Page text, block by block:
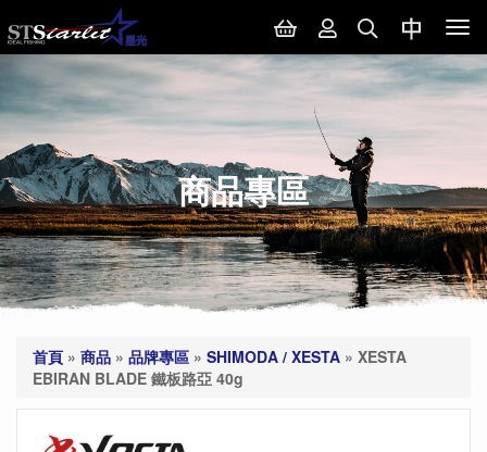
商品專區
首頁 » 商品 » 品牌專區 » SHIMODA / XESTA » XESTA
EBIRAN BLADE 鐵板路亞 40g